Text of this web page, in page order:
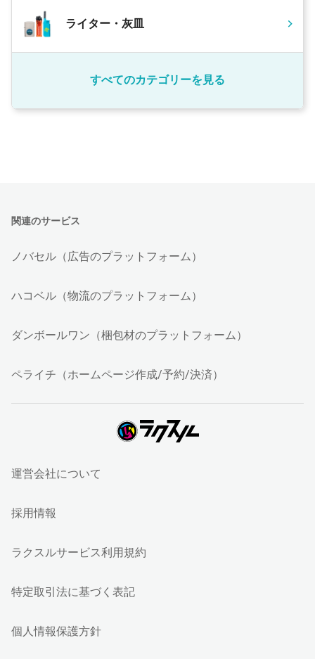
ライター・灰皿
すべてのカテゴリーを見る
関連のサービス
ノバセル（広告のプラットフォーム）
ハコベル（物流のプラットフォーム）
ダンボールワン（梱包材のプラットフォーム）
ペライチ（ホームページ作成/予約/決済）
運営会社について
採用情報
ラクスルサービス利用規約
特定取引法に基づく表記
個人情報保護方針